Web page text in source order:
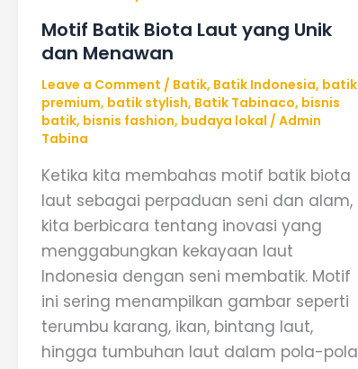
Motif Batik Biota Laut yang Unik
dan Menawan
Leave a Comment / Batik, Batik Indonesia, batik
premium, batik stylish, Batik Tabinaco, bisnis
batik, bisnis fashion, budaya lokal /Admin
Tabina
Ketika kita membahas motif batik biota
laut sebagai perpaduan seni dan alam,
kita berbicara tentang inovasi yang
menggabungkan kekayaan laut
Indonesia dengan seni membatik. Motif
ini sering menampilkan gambar seperti
terumbu karang, ikan, bintang laut,
hingga tumbuhan laut dalam pola-pola